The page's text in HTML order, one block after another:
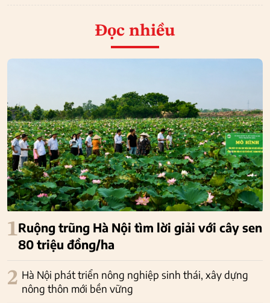
Đọc nhiều
1Ruộng trũng Hà Nội tìm lời giải với cây sen
80 triệu đồng/ha
2 Hà Nội phát triển nông nghiệp sinh thái, xây dựng
nông thôn mới bền vững